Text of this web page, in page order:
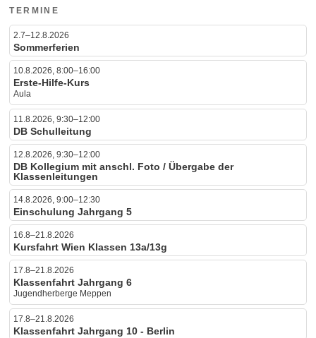
TERMINE
2.7–12.8.2026
Sommerferien
10.8.2026, 8:00–16:00
Erste-Hilfe-Kurs
Aula
11.8.2026, 9:30–12:00
DB Schulleitung
12.8.2026, 9:30–12:00
DB Kollegium mit anschl. Foto / Übergabe der
Klassenleitungen
14.8.2026, 9:00–12:30
Einschulung Jahrgang 5
16.8–21.8.2026
Kursfahrt Wien Klassen 13a/13g
17.8–21.8.2026
Klassenfahrt Jahrgang 6
Jugendherberge Meppen
17.8–21.8.2026
Klassenfahrt Jahrgang 10 - Berlin